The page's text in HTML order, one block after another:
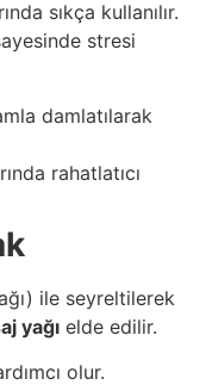
sıkça kullanılır.
stresi
damlatılarak
rahatlatıcı
ile seyreltilerek
yağı elde edilir.
olur.